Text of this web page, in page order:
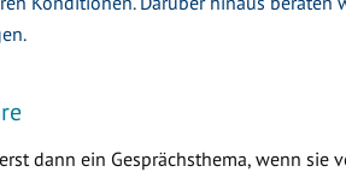
dann ein Gesprächsthema, wenn sie